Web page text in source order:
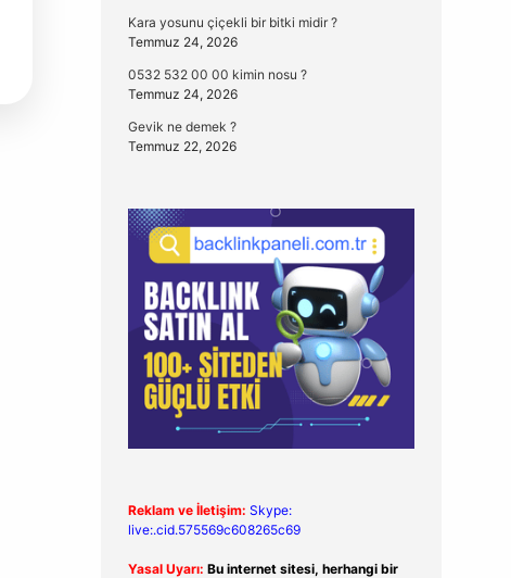
Kara yosunu çiçekli bir bitki midir ?
Temmuz 24, 2026
0532 532 00 00 kimin nosu ?
Temmuz 24, 2026
Gevik ne demek ?
Temmuz 22, 2026
Reklam ve İletişim: Skype:
live:.cid.575569c608265c69
Yasal Uyarı: Bu internet sitesi, herhangi bir